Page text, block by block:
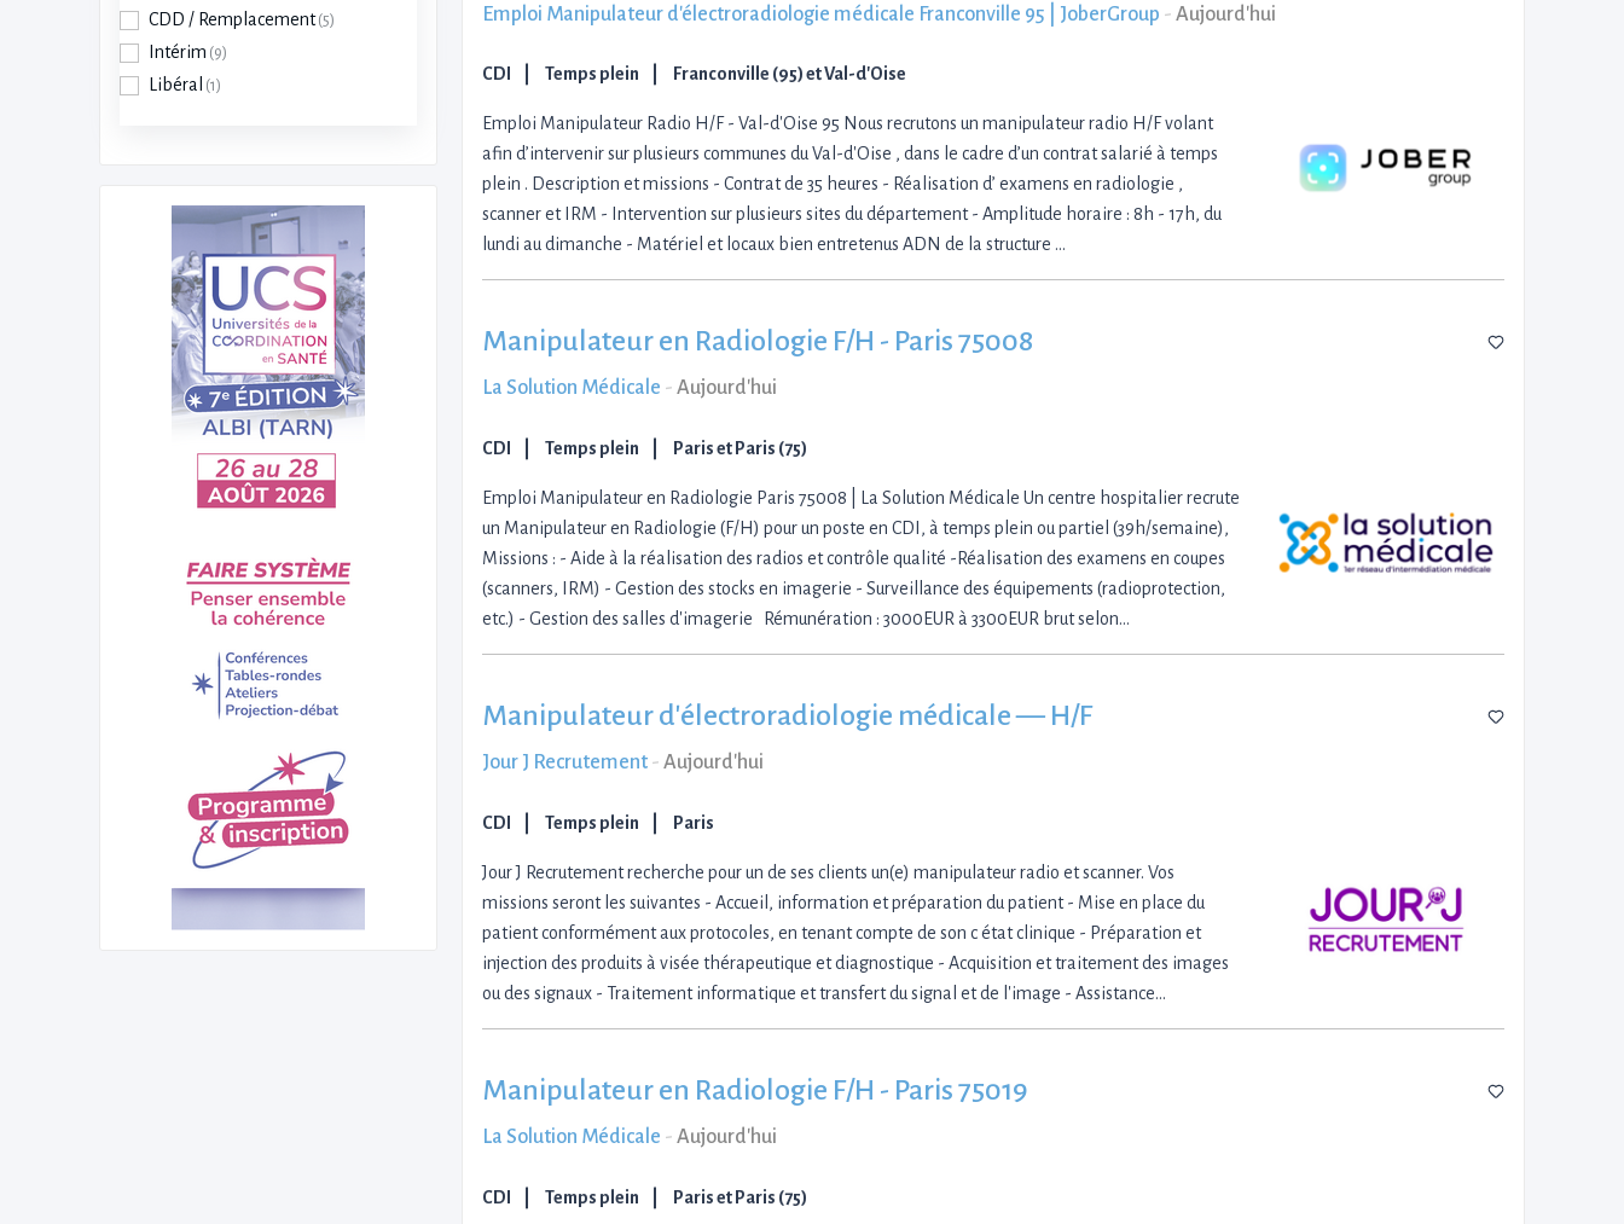
CDD / Remplacement (5)
Intérim (9)
Libéral (1)
Emploi Manipulateur d'électroradiologie médicale Franconville 95 | JoberGroup - Aujourd'hui
CDI Temps plein Franconville (95) et Val-d'Oise
Emploi Manipulateur Radio H/F - Val-d'Oise 95 Nous recrutons un manipulateur radio H/F volant
afin d’intervenir sur plusieurs communes du Val-d'Oise , dans le cadre d’un contrat salarié à temps
plein . Description et missions - Contrat de 35 heures - Réalisation d’ examens en radiologie ,
scanner et IRM - Intervention sur plusieurs sites du département - Amplitude horaire : 8h - 17h, du
lundi au dimanche - Matériel et locaux bien entretenus ADN de la structure …
Manipulateur en Radiologie F/H - Paris 75008
La Solution Médicale - Aujourd'hui
CDI Temps plein Paris et Paris (75)
Emploi Manipulateur en Radiologie Paris 75008 | La Solution Médicale Un centre hospitalier recrute
un Manipulateur en Radiologie (F/H) pour un poste en CDI, à temps plein ou partiel (39h/semaine),
Missions : - Aide à la réalisation des radios et contrôle qualité -Réalisation des examens en coupes
(scanners, IRM) - Gestion des stocks en imagerie - Surveillance des équipements (radioprotection,
etc.) - Gestion des salles d'imagerie Rémunération : 3000EUR à 3300EUR brut selon…
Manipulateur d'électroradiologie médicale — H/F
Jour J Recrutement - Aujourd'hui
CDI Temps plein Paris
Jour J Recrutement recherche pour un de ses clients un(e) manipulateur radio et scanner. Vos
missions seront les suivantes - Accueil, information et préparation du patient - Mise en place du
patient conformément aux protocoles, en tenant compte de son c état clinique - Préparation et
injection des produits à visée thérapeutique et diagnostique - Acquisition et traitement des images
ou des signaux - Traitement informatique et transfert du signal et de l'image - Assistance…
Manipulateur en Radiologie F/H - Paris 75019
La Solution Médicale - Aujourd'hui
CDI Temps plein Paris et Paris (75)